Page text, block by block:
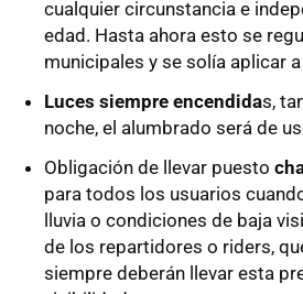
cualquier circunstancia e
edad. Hasta ahora esto se
municipales y se solía aplicar
Luces siempre encendidas,
noche, el alumbrado será de
Obligación de llevar puesto
para todos los usuarios
lluvia o condiciones de baja
de los repartidores o riders,
siempre deberán llevar esta